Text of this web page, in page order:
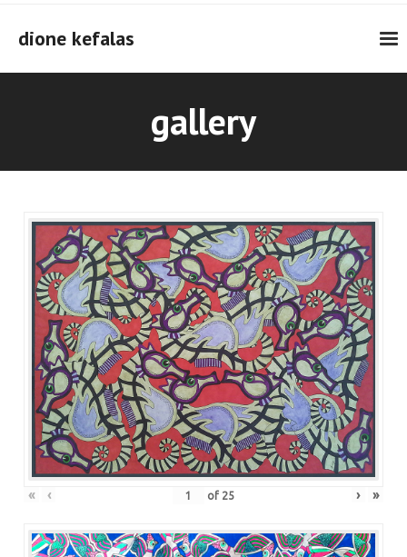
contentdione kefalas
gallery
« ‹ of 25 › »